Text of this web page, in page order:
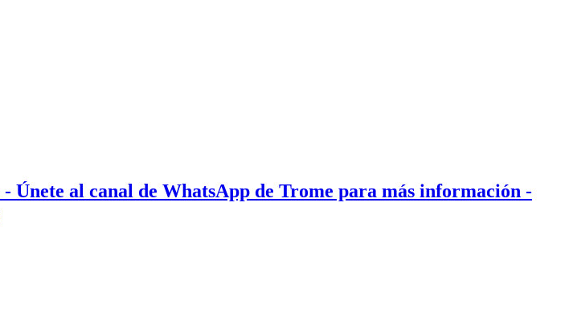
- Únete al canal de WhatsApp de Trome para más información -